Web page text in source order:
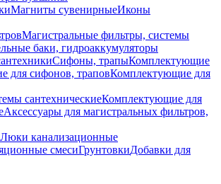
Магниты сувенирныеИконы
Магистральные фильтры, системы
баки, гидроаккумуляторы
Сифоны, трапыКомплектующие
для сифонов, траповКомплектующие для
сантехническиеКомплектующие для
Аксессуары для магистральных фильтров,
Люки канализационные
смесиГрунтовкиДобавки для